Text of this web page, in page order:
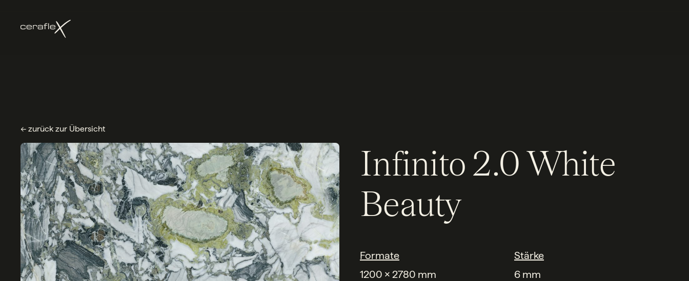
← zurück zur Übersicht
Infinito 2.0 White
Beauty
Formate
Stärke
1200 x 2780 mm
6 mm